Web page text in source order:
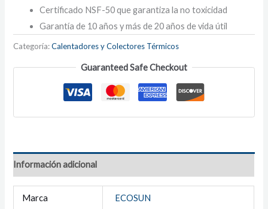
Certificado NSF-50 que garantiza la no toxicidad
Garantía de 10 años y más de 20 años de vida útil
Categoría:Calentadores y Colectores Térmicos
Guaranteed Safe Checkout
Información adicional
Marca ECOSUN